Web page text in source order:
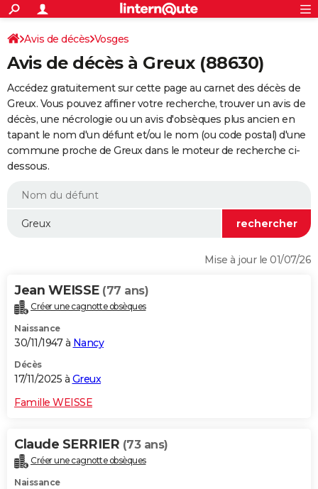
ACTUALITÉS
Politique
Société
Faits Divers
Education
Monde
Villes
+
SPORT
Coupe du monde 2026
Football
Tennis
Cyclisme
Rugby
Forum
Programme TV
TNT
Streaming
Cinéma
Sorties cinéma
Musique
+
FINANCE
Retraite
Epargne
Immobilier
Risques naturels par ville
Assurance
AUTO
Essais
Réserver un essai
Citadines
Berlines
SUV
Forum auto
+
HIGH-TECH
BRICOLAGE
WEEK-END
Alimentation
Guide de la santé
Maladies
Médicaments
Sommeil
VOYAGE
Destinations
City break
Voyage nature
Voyage de noces
Forum
Climat
+PHOTO
GUIDES D'ACHAT
Carte de Noël
Carte Bonne année
Carte Saint-Valentin
Carte Pâques
Carte d'anniversaire
DICTIONNAIRE
Dictionnaire
Biographies
Citations
Expressions
Proverbes
PROGRAMME TV
Avis de décès Vosges
Avis de décès à Greux (88630)
Accédez gratuitement sur cette page au carnet des décès de
Greux. Vous pouvez affiner votre recherche, trouver un avis de
décès, une nécrologie ou un avis d'obsèques plus ancien en
tapant le nom d'un défunt et/ou le nom (ou code postal) d'une
commune proche de Greux dans le moteur de recherche ci-
dessous.
Mise à jour le 01/07/26
Jean WEISSE (77 ans)
Créer une cagnotte obsèques
Naissance
30/11/1947 à Nancy
Décès
17/11/2025 à Greux
Famille WEISSE
Claude SERRIER (73 ans)
Créer une cagnotte obsèques
Naissance